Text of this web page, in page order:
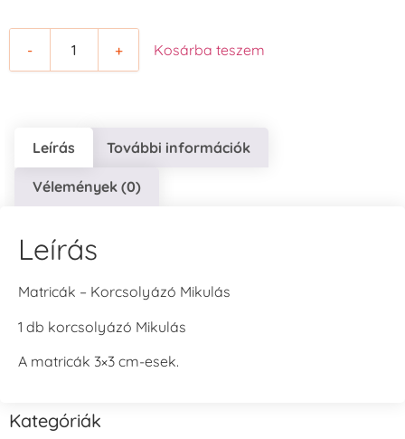
- + Kosárba teszem
Leírás További információk
Vélemények (0)
Leírás
Matricák – Korcsolyázó Mikulás
1 db korcsolyázó Mikulás
A matricák 3×3 cm-esek.
Kategóriák